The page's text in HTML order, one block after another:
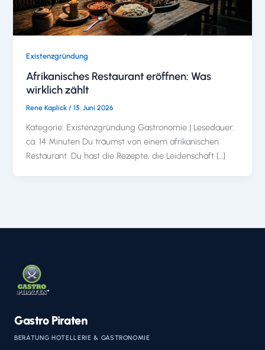
Existenzgründung
Afrikanisches Restaurant eröffnen: Was
wirklich zählt
Rene Kaplick/15. Juni 2026
Kategorie: Existenzgründung Gastronomie | Lesedauer:
ca. 14 Minuten Du träumst von einem afrikanischen
Restaurant. Du hast die Rezepte, die Leidenschaft […]
Gastro Piraten
BERATUNG HOTELLERIE & GASTRONOMIE